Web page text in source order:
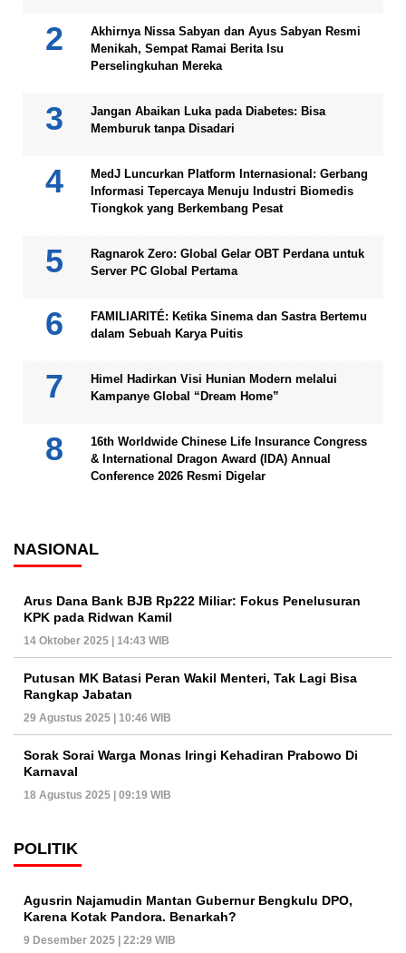
Akhirnya Nissa Sabyan dan Ayus Sabyan Resmi
Menikah, Sempat Ramai Berita Isu
Perselingkuhan Mereka
Jangan Abaikan Luka pada Diabetes: Bisa
Memburuk tanpa Disadari
MedJ Luncurkan Platform Internasional: Gerbang
Informasi Tepercaya Menuju Industri Biomedis
Tiongkok yang Berkembang Pesat
Ragnarok Zero: Global Gelar OBT Perdana untuk
Server PC Global Pertama
FAMILIARITÉ: Ketika Sinema dan Sastra Bertemu
dalam Sebuah Karya Puitis
Himel Hadirkan Visi Hunian Modern melalui
Kampanye Global “Dream Home”
16th Worldwide Chinese Life Insurance Congress
& International Dragon Award (IDA) Annual
Conference 2026 Resmi Digelar
NASIONAL
Arus Dana Bank BJB Rp222 Miliar: Fokus Penelusuran
KPK pada Ridwan Kamil
14 Oktober 2025 | 14:43 WIB
Putusan MK Batasi Peran Wakil Menteri, Tak Lagi Bisa
Rangkap Jabatan
29 Agustus 2025 | 10:46 WIB
Sorak Sorai Warga Monas Iringi Kehadiran Prabowo Di
Karnaval
18 Agustus 2025 | 09:19 WIB
POLITIK
Agusrin Najamudin Mantan Gubernur Bengkulu DPO,
Karena Kotak Pandora. Benarkah?
9 Desember 2025 | 22:29 WIB